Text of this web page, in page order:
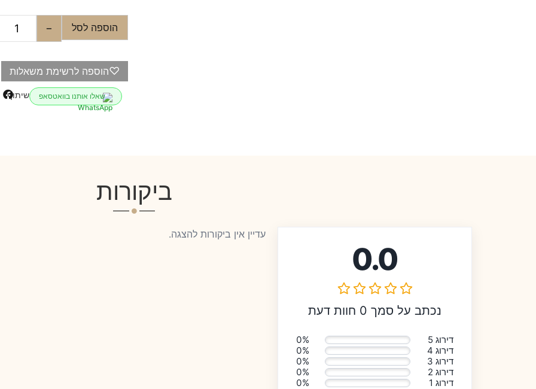
− הוספה לסל
♡הוספה לרשימת משאלות
שאלו אותנו בוואטסאפ שיתוף
ביקורות
0.0
נכתב על סמך 0 חוות דעת
דירוג 5
0%
דירוג 4
0%
דירוג 3
0%
דירוג 2
0%
דירוג 1
0%
עדיין אין ביקורות להצגה.